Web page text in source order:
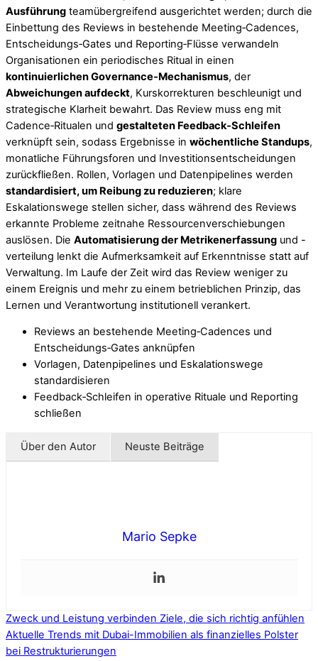
Ausführung teamübergreifend ausgerichtet werden; durch die
Einbettung des Reviews in bestehende Meeting‑Cadences,
Entscheidungs‑Gates und Reporting‑Flüsse verwandeln
Organisationen ein periodisches Ritual in einen
kontinuierlichen Governance‑Mechanismus, der
Abweichungen aufdeckt, Kurskorrekturen beschleunigt und
strategische Klarheit bewahrt. Das Review muss eng mit
Cadence‑Ritualen und gestalteten Feedback‑Schleifen
verknüpft sein, sodass Ergebnisse in wöchentliche Standups,
monatliche Führungsforen und Investitionsentscheidungen
zurückfließen. Rollen, Vorlagen und Datenpipelines werden
standardisiert, um Reibung zu reduzieren; klare
Eskalationswege stellen sicher, dass während des Reviews
erkannte Probleme zeitnahe Ressourcenverschiebungen
auslösen. Die Automatisierung der Metrikenerfassung und -
verteilung lenkt die Aufmerksamkeit auf Erkenntnisse statt auf
Verwaltung. Im Laufe der Zeit wird das Review weniger zu
einem Ereignis und mehr zu einem betrieblichen Prinzip, das
Lernen und Verantwortung institutionell verankert.
Reviews an bestehende Meeting‑Cadences und
Entscheidungs‑Gates anknüpfen
Vorlagen, Datenpipelines und Eskalationswege
standardisieren
Feedback‑Schleifen in operative Rituale und Reporting
schließen
Über den Autor Neuste Beiträge
Mario Sepke
Zweck und Leistung verbinden Ziele, die sich richtig anfühlen
Aktuelle Trends mit Dubai-Immobilien als finanzielles Polster
bei Restrukturierungen